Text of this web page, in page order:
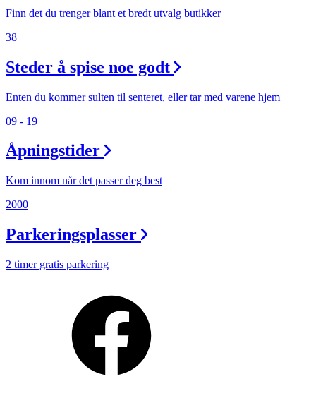
Magasin
Finn frem
Finn det du trenger blant et bredt utvalg butikker
38
Steder å spise noe godt
Enten du kommer sulten til senteret, eller tar med varene hjem
09 - 19
Åpningstider
Kom innom når det passer deg best
2000
Parkeringsplasser
2 timer gratis parkering